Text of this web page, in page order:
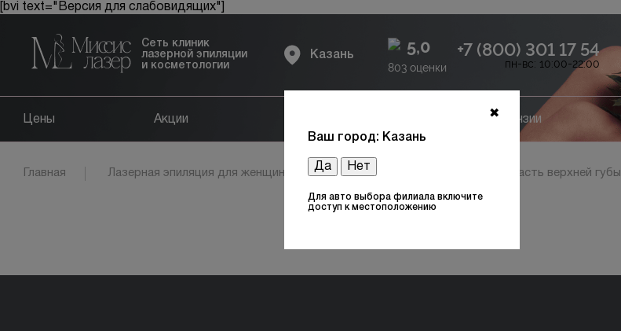
[bvi text="Версия для слабовидящих"]
Сеть клиник
лазерной эпиляции
и косметологии
Казань
✖
Ваш город: Казань
Да Нет
Для авто выбора филиала включите
доступ к местоположению
5,0
803 оценки
+7 (800) 301 17 54
пн-вс: 10:00-22:00
Цены Акции Лицензии
Главная Лазерная эпиляция для женщин Область верхней губы Область верхней губы